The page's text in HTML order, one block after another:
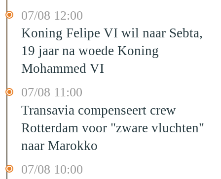
07/08 12:00
Koning Felipe VI wil naar Sebta,
19 jaar na woede Koning
Mohammed VI
07/08 11:00
Transavia compenseert crew
Rotterdam voor "zware vluchten"
naar Marokko
07/08 10:00